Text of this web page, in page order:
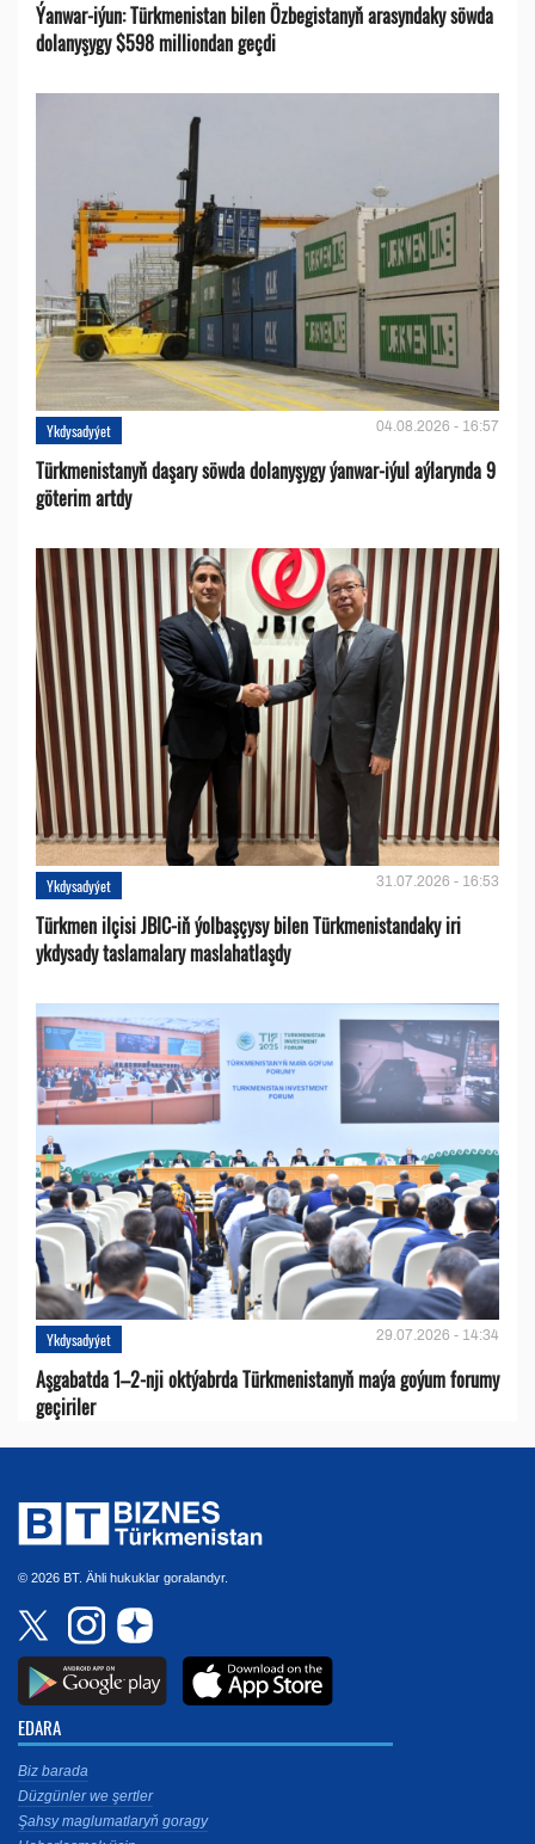
Ýanwar-iýun: Türkmenistan bilen Özbegistanyň arasyndaky söwda
dolanyşygy $598 milliondan geçdi
Ykdysadyýet 04.08.2026 - 16:57
Türkmenistanyň daşary söwda dolanyşygy ýanwar-iýul aýlarynda 9
göterim artdy
Ykdysadyýet 31.07.2026 - 16:53
Türkmen ilçisi JBIC-iň ýolbaşçysy bilen Türkmenistandaky iri
ykdysady taslamalary maslahatlaşdy
Ykdysadyýet 29.07.2026 - 14:34
Aşgabatda 1–2-nji oktýabrda Türkmenistanyň maýa goýum forumy
geçiriler
© 2026 BT. Ähli hukuklar goralandyr.
EDARA
Biz barada
Düzgünler we şertler
Şahsy maglumatlaryň goragy